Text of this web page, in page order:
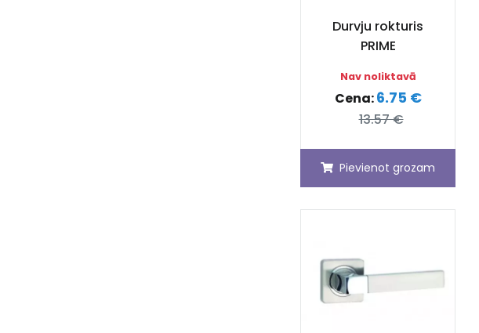
Durvju rokturis
PRIME
Nav noliktavā
Cena:6.75 €
13.57 €
Pievienot grozam